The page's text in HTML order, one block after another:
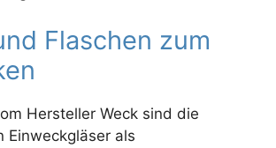
Flaschen zum
Hersteller Weck sind die
Einweckgläser als